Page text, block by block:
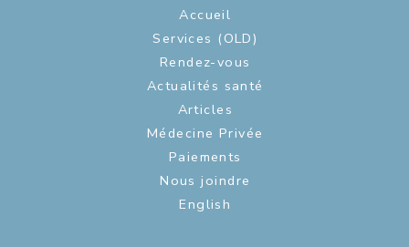
Accueil
Services (OLD)
Rendez-vous
Actualités santé
Articles
Médecine Privée
Paiements
Nous joindre
English